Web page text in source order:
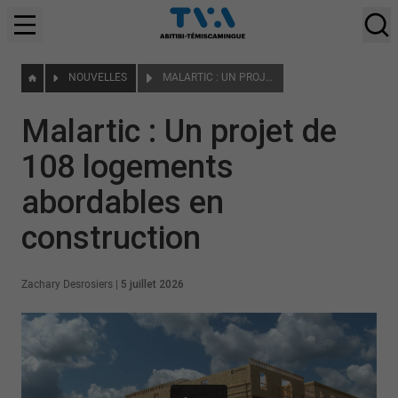
NOUVELLES MALARTIC : UN PROJET DE 108 LOGEMENTS ABORDABLES EN CONSTRUCTION
Malartic : Un projet de
108 logements
abordables en
construction
Zachary Desrosiers 5 juillet 2026